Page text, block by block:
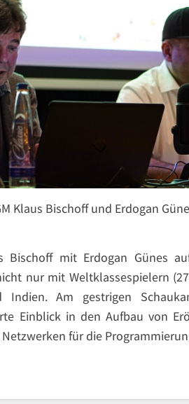
Klaus Bischoff und Erdogan
Bischoff mit Erdogan Günes
nur mit Weltklassespielern
Indien. Am gestrigen
Einblick in den Aufbau von
für die